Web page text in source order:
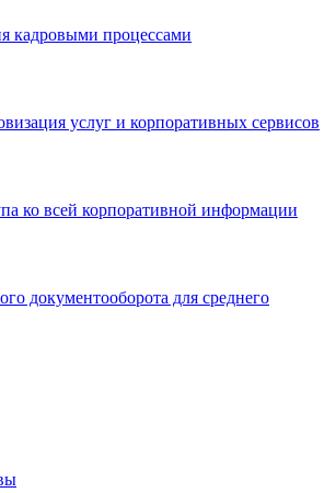
кадровыми процессами
услуг и корпоративных сервисов
ко всей корпоративной информации
документооборота для среднего